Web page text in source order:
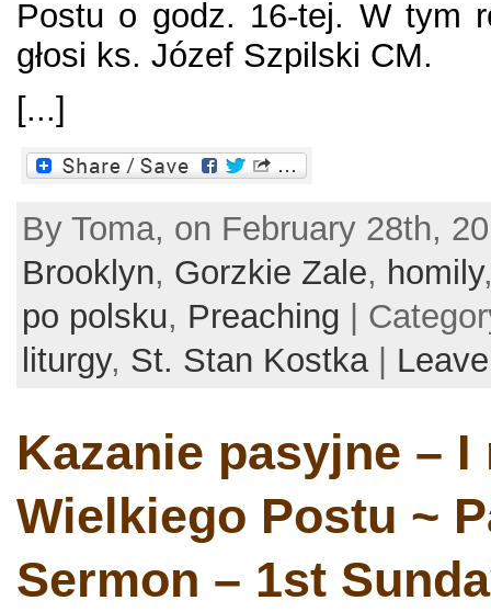
Postu o godz. 16-tej. W tym
głosi ks. Józef Szpilski CM.
[...]
By Toma, on February 28th,
Brooklyn, Gorzkie Zale, homily
po polsku, Preaching |
liturgy, St. Stan Kostka|
Kazanie pasyjne – I
Wielkiego Postu ~
Sermon – 1st